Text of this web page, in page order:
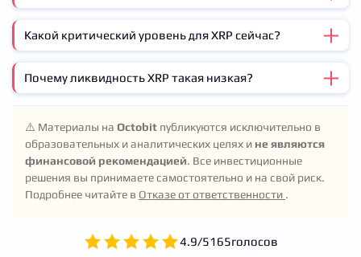
Обычно это позитивный сигнал: монеты перемещают
в холодные кошельки или на долгосрочное хранение,
уменьшая доступное предложение для продажи. Но
если ликвидность низкая и покупатели пассивны,
отток не спасает от падения цены.
Какой критический уровень для XRP сейчас?
Ключевой уровень — $1.31. Удержание этой
поддержки и отвоевание $1.34 покажет, что
$1.31 будет означать, что продавцы все еще
контролируют рынок.
Почему ликвидность XRP такая низкая?
Индекс ликвидности на Binance упал до 0.043 —
минимум с января 2020 года. Это означает, что на
биржах мало ордеров, поэтому даже небольшие
продажи могут резко двигать цену вниз.
⚠️ Материалы на Octobit публикуются исключительно в
образовательных и аналитических целях и не являются
финансовой рекомендацией. Все инвестиционные
решения вы принимаете самостоятельно и на свой риск.
Подробнее читайте в Отказе от ответственности .
4.9/5165голосов